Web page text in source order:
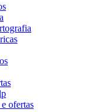
ofertas